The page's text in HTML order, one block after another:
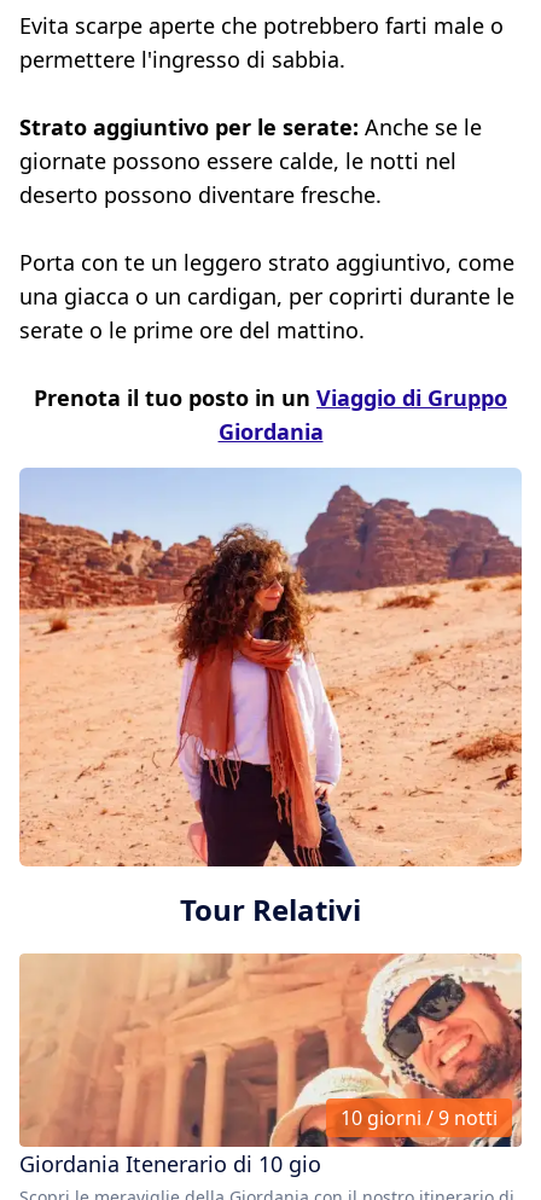
Evita scarpe aperte che potrebbero farti male o
permettere l'ingresso di sabbia.
Strato aggiuntivo per le serate: Anche se le
giornate possono essere calde, le notti nel
deserto possono diventare fresche.
Porta con te un leggero strato aggiuntivo, come
una giacca o un cardigan, per coprirti durante le
serate o le prime ore del mattino.
Prenota il tuo posto in un Viaggio di Gruppo
Giordania
Tour Relativi
10 giorni / 9 notti
Giordania Itenerario di 10 gio